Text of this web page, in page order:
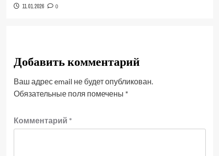
11.01.2026 0
Добавить комментарий
Ваш адрес email не будет опубликован.
Обязательные поля помечены *
Комментарий *